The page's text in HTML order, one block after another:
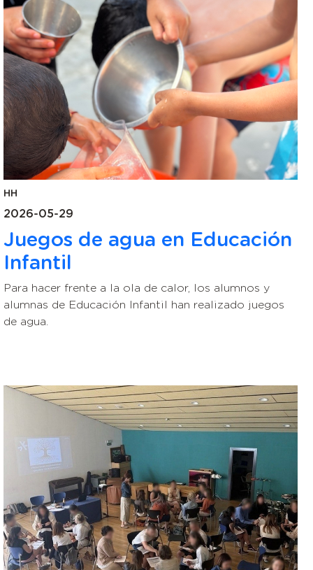
HH
2026-05-29
Juegos de agua en Educación
Infantil
Para hacer frente a la ola de calor, los alumnos y
alumnas de Educación Infantil han realizado juegos
de agua.